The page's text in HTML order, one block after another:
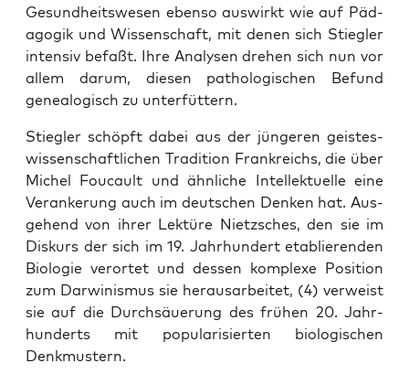
Gesund­heits­we­sen eben­so aus­wirkt wie auf Päd­
ago­gik und Wis­sen­schaft, mit denen sich Stiegler
inten­siv befaßt. Ihre Ana­ly­sen dre­hen sich nun vor
allem dar­um, die­sen patho­lo­gi­schen Befund
genea­lo­gisch zu unterfüttern.
Stiegler schöpft dabei aus der jün­ge­ren geis­tes­
wis­sen­schaft­li­chen Tra­di­ti­on Frank­reichs, die über
Michel Fou­cault und ähn­li­che Intel­lek­tu­el­le eine
Ver­an­ke­rung auch im deut­schen Den­ken hat. Aus­
ge­hend von ihrer Lek­tü­re Nietz­sches, den sie im
Dis­kurs der sich im 19. Jahr­hun­dert eta­blie­ren­den
Bio­lo­gie ver­or­tet und des­sen kom­ple­xe Posi­ti­on
zum Dar­wi­nis­mus sie her­aus­ar­bei­tet, (4) ver­weist
sie auf die Durch­säue­rung des frü­hen 20. Jahr­
hun­derts mit popu­la­ri­sier­ten bio­lo­gi­schen
Denkmustern.